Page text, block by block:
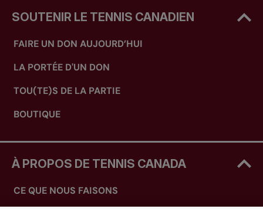
SOUTENIR LE TENNIS CANADIEN
FAIRE UN DON AUJOURD’HUI
LA PORTÉE D'UN DON
TOU(TE)S DE LA PARTIE
BOUTIQUE
À PROPOS DE TENNIS CANADA
CE QUE NOUS FAISONS